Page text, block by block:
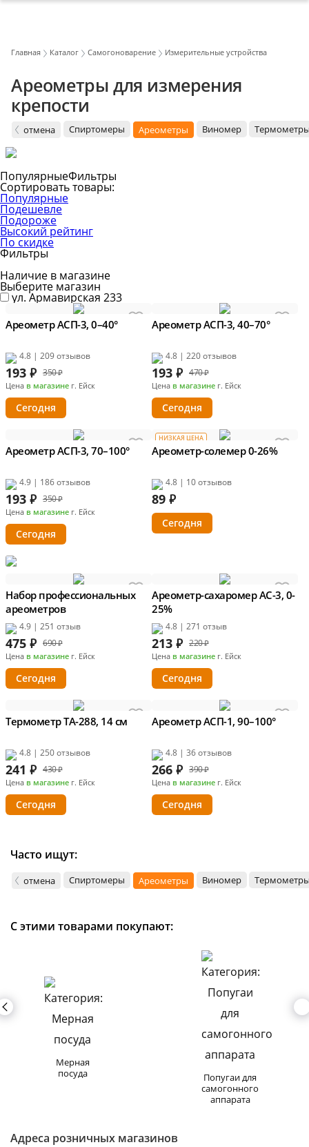
Главная Каталог Самогоноварение Измерительные устройства
Ареометры для измерения
крепости
отмена Спиртомеры Ареометры Виномер
ПопулярныеФильтры
Сортировать товары:
Популярные
Подешевле
Подороже
Высокий рейтинг
По скидке
Фильтры
Наличие в магазине
Выберите магазин
ул. Армавирская 233
Ареометр АСП-3, 0–40°
4.8 | 209 отзывов
193 ₽ 350 ₽
Цена в магазине г. Ейск
Сегодня
Ареометр АСП-3, 40–70°
4.8 | 220 отзывов
193 ₽ 470 ₽
Цена в магазине г. Ейск
Сегодня
Ареометр АСП-3, 70–100°
4.9 | 186 отзывов
193 ₽ 350 ₽
Цена в магазине г. Ейск
Сегодня
НИЗКАЯ ЦЕНА
Ареометр-солемер 0-26%
4.8 | 10 отзывов
89 ₽
Сегодня
Набор профессиональных
ареометров
4.9 | 251 отзыв
475 ₽ 690 ₽
Цена в магазине г. Ейск
Сегодня
Ареометр-сахаромер АС-3, 0-
25%
4.8 | 271 отзыв
213 ₽ 220 ₽
Цена в магазине г. Ейск
Сегодня
Термометр ТА-288, 14 см
4.8 | 250 отзывов
241 ₽ 430 ₽
Цена в магазине г. Ейск
Сегодня
Ареометр АСП-1, 90–100°
4.8 | 36 отзывов
266 ₽ 390 ₽
Цена в магазине г. Ейск
Сегодня
Часто ищут:
отмена Спиртомеры Ареометры Виномер
С этими товарами покупают:
Мерная
посуда
Попугаи для
самогонного
аппарата
Адреса розничных магазинов